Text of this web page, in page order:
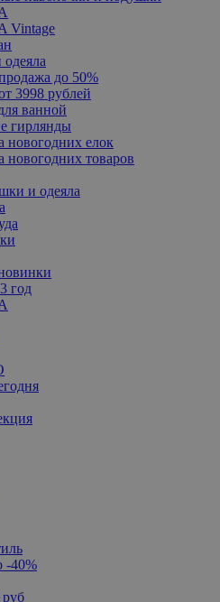
Vintage
до 50%
3998 рублей
ванной
гирлянды
новогодних елок
новогодних товаров
и одеяла
год
-40%